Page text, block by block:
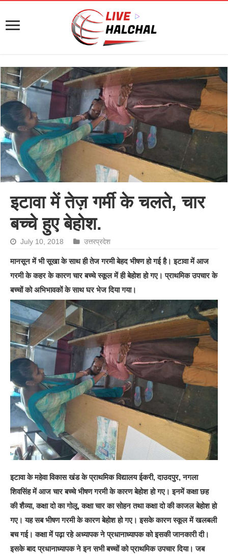
इटावा में तेज़ गर्मी के चलते, चार
बच्चे हुए बेहोश.
July 10, 2018 उत्तरप्रदेश
मानसून में भी सूखा के साथ ही तेज गरमी बेहद भीषण हो गई है। इटावा में आज
गरमी के कहर के कारण चार बच्चे स्कूल में ही बेहोश हो गए। प्राथमिक उपचार के
बच्चों को अभिभावकों के साथ घर भेज दिया गया।
इटावा के महेवा विकास खंड के प्राथमिक विद्यालय ईकरी, दाउदपुर, नगला
शिवसिंह में आज चार बच्चे भीषण गरमी के कारण बेहोश हो गए। इनमें कक्षा छह
की शैव्या, कक्षा दो का गोलू, कक्षा चार का सोहन तथा कक्षा दो की काजल बेहोश हो
गए। यह सब भीषण गरमी के कारण बेहोश हो गए। इसके कारण स्कूल में खलबली
बच गई। कक्षा में पढ़ा रहे अध्यापक ने प्रधानाध्यापक को इसकी जानकारी दी।
इसके बाद प्रधानाध्यापक ने इन सभी बच्चों को प्राथमिक उपचार दिया। जब